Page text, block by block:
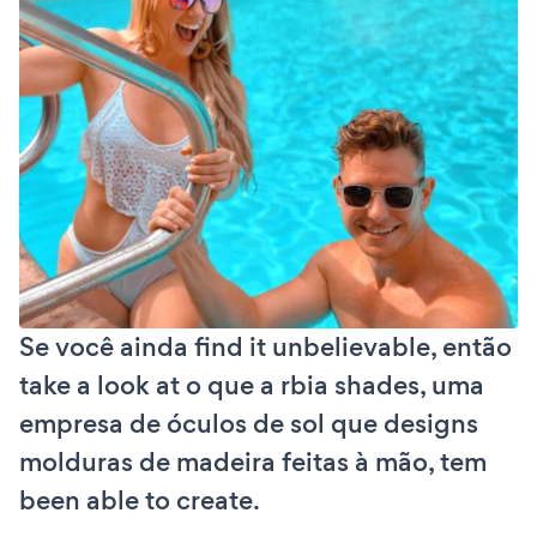
Se você ainda find it unbelievable, então
take a look at o que a rbia shades, uma
empresa de óculos de sol que designs
molduras de madeira feitas à mão, tem
been able to create.